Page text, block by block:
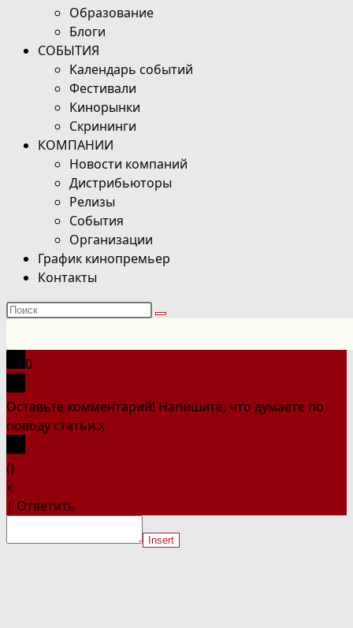
Образование
Блоги
СОБЫТИЯ
Календарь событий
Фестивали
Кинорынки
Скрининги
КОМПАНИИ
Новости компаний
Дистрибьюторы
Релизы
События
Организации
График кинопремьер
Контакты
Поиск
сайте
0
Оставьте комментарий! Напишите, что думаете по
поводу статьи.x
()
x
| Ответить
Insert